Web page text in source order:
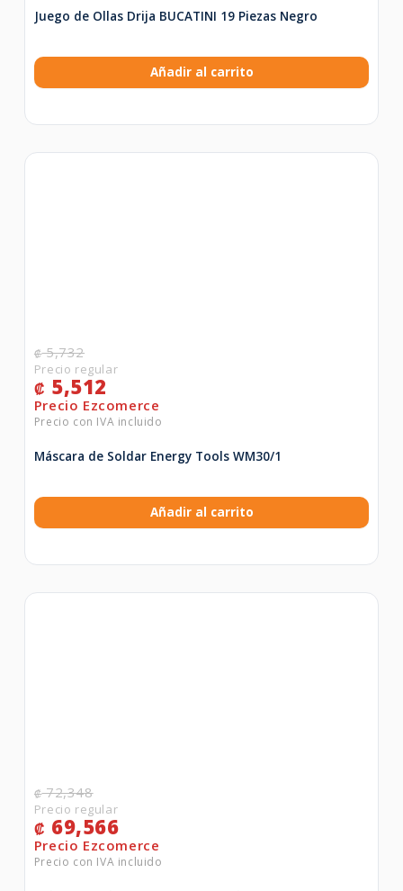
Juego de Ollas Drija BUCATINI 19 Piezas Negro
Añadir al carrito
₡5,732
₡ 5,512
Máscara de Soldar Energy Tools WM30/1
Añadir al carrito
₡72,348
₡ 69,566